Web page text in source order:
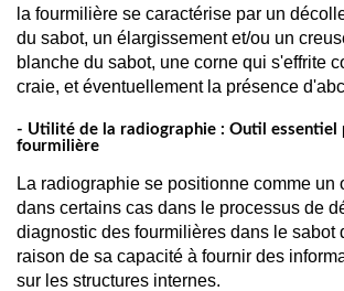
la fourmilière se caractérise par un
du sabot, un élargissement et/ou un
blanche du sabot, une corne qui s'effrite
craie, et éventuellement la présence
- Utilité de la radiographie : Outil essentiel
fourmilière
La radiographie se positionne comme un
dans certains cas dans le processus de
diagnostic des fourmilières dans le sabot
raison de sa capacité à fournir des
sur les structures internes.